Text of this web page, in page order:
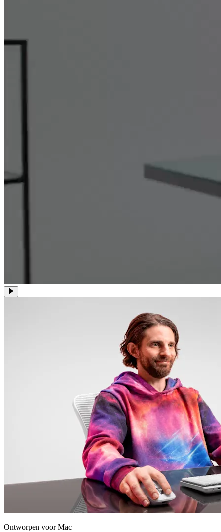
Ontworpen voor Mac